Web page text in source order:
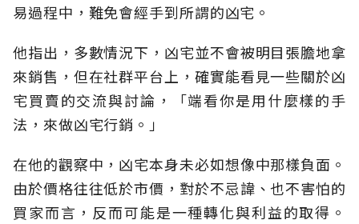
易過程中，難免會經手到所謂的凶宅。
他指出，多數情況下，凶宅並不會被明目張膽地拿
來銷售，但在社群平台上，確實能看見一些關於凶
宅買賣的交流與討論，「端看你是用什麼樣的手
法，來做凶宅行銷。」
在他的觀察中，凶宅本身未必如想像中那樣負面。
由於價格往往低於市價，對於不忌諱、也不害怕的
買家而言，反而可能是一種轉化與利益的取得。